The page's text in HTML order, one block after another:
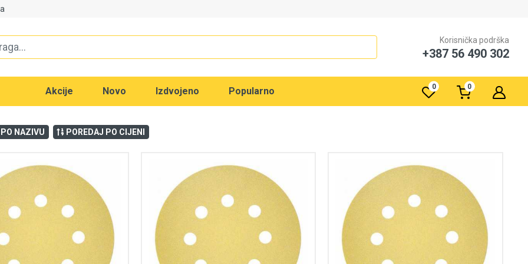
Korisnička podrška
+387 56 490 302
Akcije Novo Izdvojeno Popularno 0 0
NAZIVU POREDAJ PO CIJENI